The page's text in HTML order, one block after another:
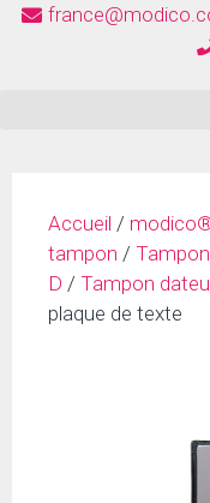
Accueil /
tampon /
D / Tampon
plaque de texte